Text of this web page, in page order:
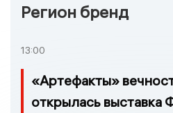
Регион бренд
13:00
«Артефакты»
открылась выставка